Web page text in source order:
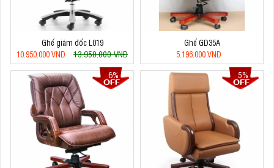
Ghế giám đốc L019
10.950.000 VNĐ
13.950.000 VNĐ
Ghế GD35A
5.196.000 VNĐ
6% 5%